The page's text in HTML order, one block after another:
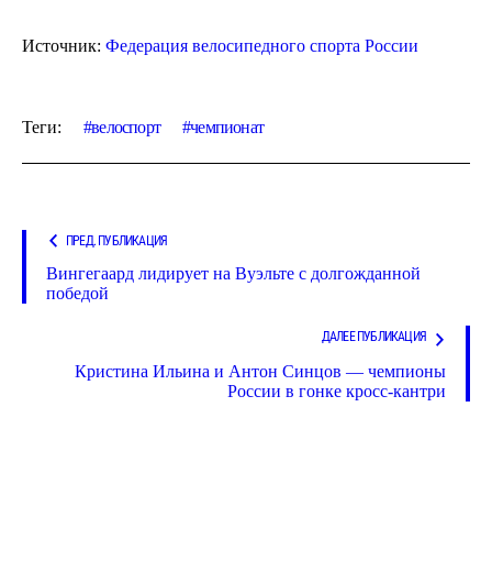
Источник: Федерация велосипедного спорта России
Теги: велоспорт чемпионат
ПРЕД. ПУБЛИКАЦИЯ
Вингегаард лидирует на Вуэльте с долгожданной
победой
ДАЛЕЕ ПУБЛИКАЦИЯ
Кристина Ильина и Антон Синцов — чемпионы
России в гонке кросс-кантри